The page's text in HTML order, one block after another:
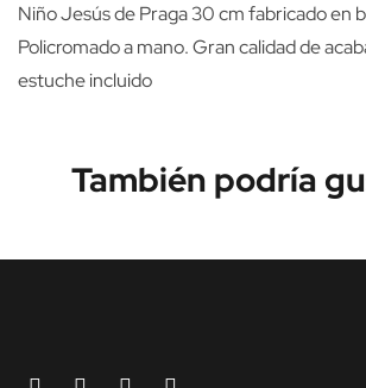
Niño Jesús de Praga 30 cm fabricado en
Policromado a mano. Gran calidad de
estuche incluido
También podría